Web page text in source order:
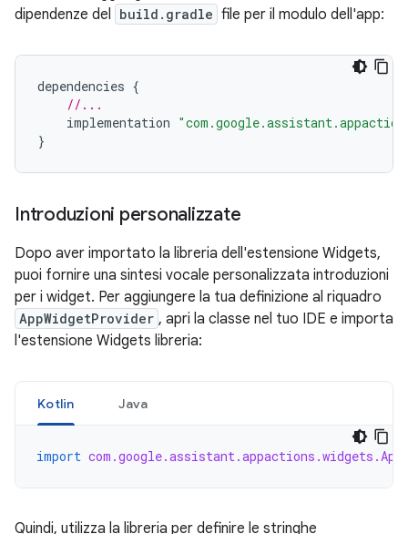
dipendenze del build.gradle file per il modulo dell'app:
dependencies {
//...
implementation
}
Introduzioni personalizzate
Dopo aver importato la libreria dell'estensione Widgets,
puoi fornire una sintesi vocale personalizzata introduzioni
per i widget. Per aggiungere la tua definizione al riquadro
AppWidgetProvider , apri la classe nel tuo IDE e importa
l'estensione Widgets libreria:
Kotlin Java
import
Quindi, utilizza la libreria per definire le stringhe